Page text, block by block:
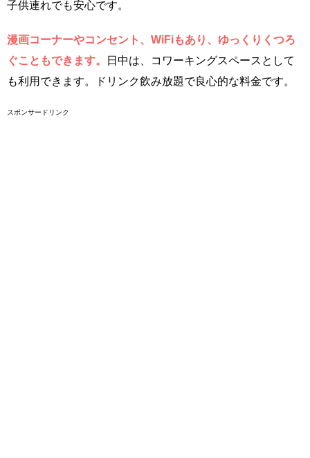
子供連れでも安心です。
漫画コーナーやコンセント、WiFiもあり、ゆっくりくつろ
ぐこともできます。
日中は、コワーキングスペースとして
も利用できます。ドリンク飲み放題で良心的な料金です。
スポンサードリンク